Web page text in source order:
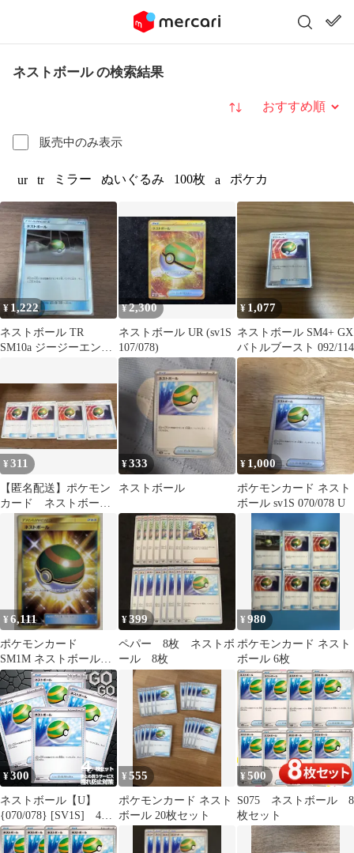
ネストボール の検索結果
販売中のみ表示
並び替え
ur tr ミラー ぬいぐるみ 100枚 a ポケカ
¥ 1,222
ネストボール TR
SM10a ジージーエンド
¥2,300
ネストボール UR (sv1S
107/078)
¥ 1,077
ネストボール SM4+ GX
バトルブースト 092/114
¥311
【匿名配送】ポケモン
カード ネストボー
ル 110/131
¥333
ネストボール
¥ 1,000
ポケモンカード ネスト
ボール sv1S 070/078 U
¥6,111
ポケモンカード
SM1M ネストボール
UR 071/060
¥399
ペパー 8枚 ネストボ
ール 8枚
¥980
ポケモンカード ネスト
ボール 6枚
¥300
ネストボール【U】
{070/078} [SV1S] 4枚
セット スカーレットex
6
¥555
ポケモンカード ネスト
ボール 20枚セット
¥500
S075 ネストボール 8
枚セット